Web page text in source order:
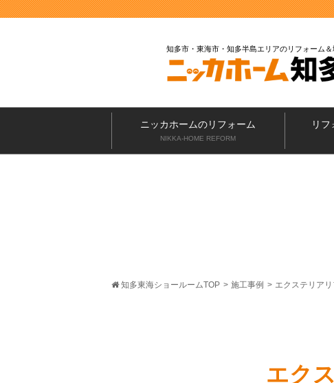
知多市・東海市・知多半島エリアのリフォーム＆
ニッカホームのリフォーム
NIKKA-HOME REFORM
リフ
知多東海ショールームTOP > 施工事例 > エクステリア
エク